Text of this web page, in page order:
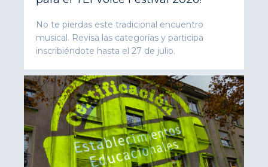
No te pierdas este tradicional encuentro
musical. Revisa las categorías y participa
inscribiéndote hasta el 27 de julio.